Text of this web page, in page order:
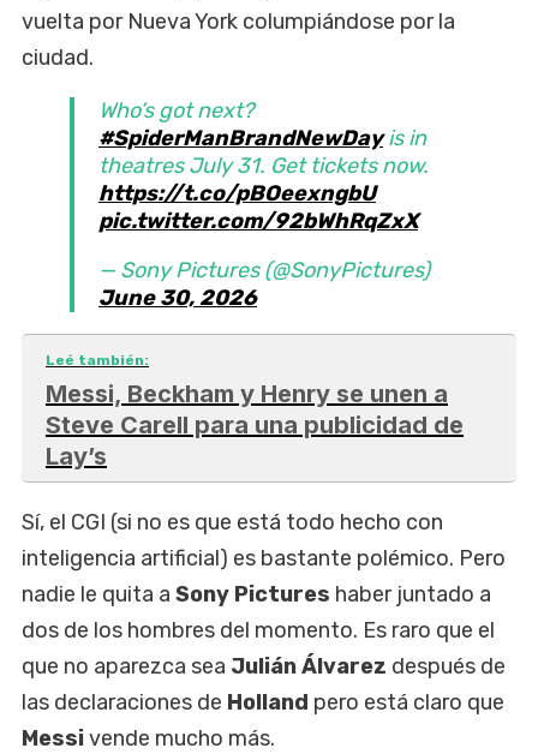
vuelta por Nueva York columpiándose por la
ciudad.
Who’s got next?
#SpiderManBrandNewDayis in
theatres July 31. Get tickets now.
https://t.co/pBOeexngbU
pic.twitter.com/92bWhRqZxX
— Sony Pictures (@SonyPictures)
June 30, 2026
Leé también:
Messi, Beckham y Henry se unen a
Steve Carell para una publicidad de
Lay’s
Sí, el CGI (si no es que está todo hecho con
inteligencia artificial) es bastante polémico. Pero
nadie le quita a Sony Pictures haber juntado a
dos de los hombres del momento. Es raro que el
que no aparezca sea Julián Álvarez después de
las declaraciones de Holland pero está claro que
Messivende mucho más.